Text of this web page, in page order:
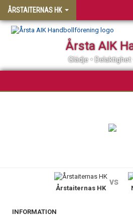
ÅRSTAITERNAS HK
Årsta AIK
Glädje •
TABELL
Årstaiternas HK
vs
INFORMATION